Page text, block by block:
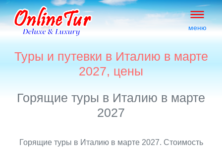
меню
Туры и путевки в Италию в марте
2027, цены
Горящие туры в Италию в марте
2027
Горящие туры в Италию в марте 2027. Стоимость